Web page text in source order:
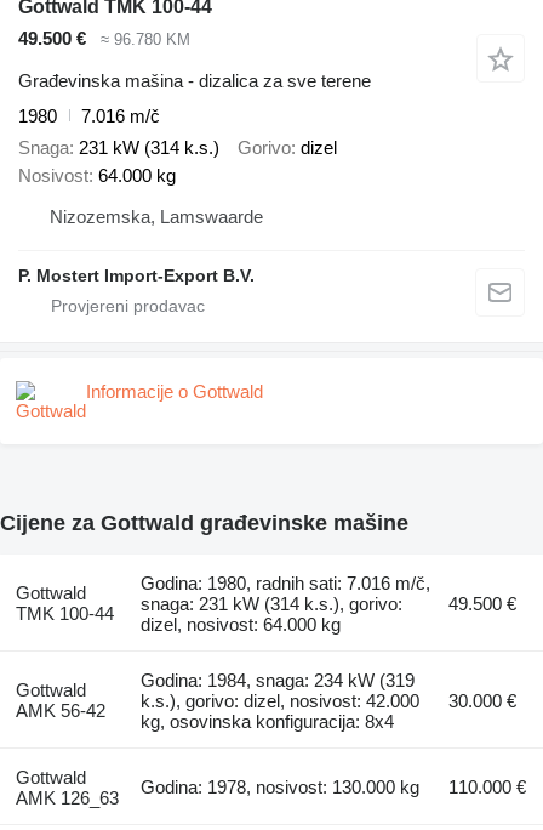
Gottwald TMK 100-44
49.500 €
≈ 96.780 KM
Građevinska mašina - dizalica za sve terene
1980
7.016 m/č
Snaga 231 kW (314 k.s.) Gorivo dizel
Nosivost 64.000 kg
Nizozemska, Lamswaarde
P. Mostert Import-Export B.V.
Informacije o Gottwald
Cijene za Gottwald građevinske mašine
Gottwald
TMK 100-44
Godina: 1980, radnih sati: 7.016 m/č,
snaga: 231 kW (314 k.s.), gorivo:
dizel, nosivost: 64.000 kg
49.500 €
Gottwald
AMK 56-42
Godina: 1984, snaga: 234 kW (319
k.s.), gorivo: dizel, nosivost: 42.000
kg, osovinska konfiguracija: 8x4
30.000 €
Gottwald
AMK 126_63
Godina: 1978, nosivost: 130.000 kg 110.000 €